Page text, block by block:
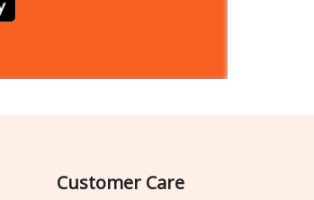
Customer Care